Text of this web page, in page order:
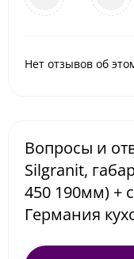
Нет отзывов об
Вопросы и
Silgranit,
450 190мм) +
Германия